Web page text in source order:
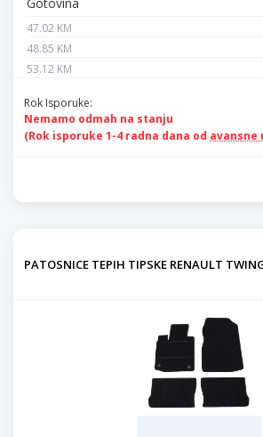
47.02 KM
48.85 KM
53.12 KM
Rok Isporuke:
Nemamo odmah na stanju
(Rok isporuke 1-4 radna dana od avansne
PATOSNICE TEPIH TIPSKE RENAULT